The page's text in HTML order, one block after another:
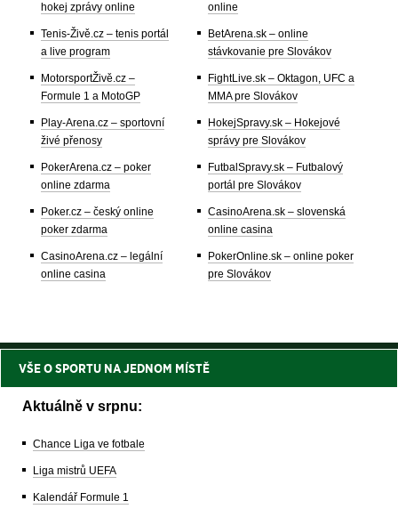
hokej zprávy online
Tenis-Živě.cz – tenis portál
a live program
MotorsportŽivě.cz –
Formule 1 a MotoGP
Play-Arena.cz – sportovní
živé přenosy
PokerArena.cz – poker
online zdarma
Poker.cz – český online
poker zdarma
CasinoArena.cz – legální
online casina
online
BetArena.sk – online
stávkovanie pre Slovákov
FightLive.sk – Oktagon, UFC a
MMA pre Slovákov
HokejSpravy.sk – Hokejové
správy pre Slovákov
FutbalSpravy.sk – Futbalový
portál pre Slovákov
CasinoArena.sk – slovenská
online casina
PokerOnline.sk – online poker
pre Slovákov
VŠE O SPORTU NA JEDNOM MÍSTĚ
Aktuálně v srpnu:
Chance Liga ve fotbale
Liga mistrů UEFA
Kalendář Formule 1